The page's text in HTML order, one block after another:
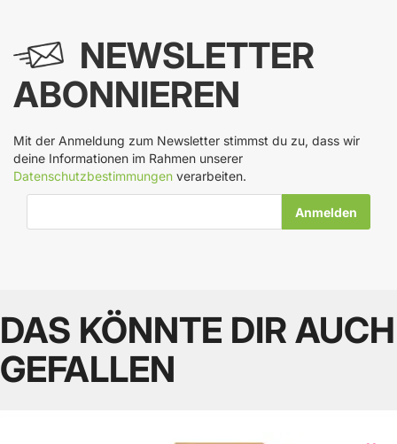
NEWSLETTER
ABONNIEREN
Mit der Anmeldung zum Newsletter stimmst du zu, dass wir
deine Informationen im Rahmen unserer
Datenschutzbestimmungen verarbeiten.
DAS KÖNNTE DIR AUCH
GEFALLEN